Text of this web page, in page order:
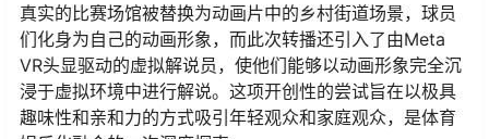
真实的比赛场馆被替换为动画片中的乡村街道场景，球员
们化身为自己的动画形象，而此次转播还引入了由Meta
VR头显驱动的虚拟解说员，使他们能够以动画形象完全沉
浸于虚拟环境中进行解说。这项开创性的尝试旨在以极具
趣味性和亲和力的方式吸引年轻观众和家庭观众，是体育